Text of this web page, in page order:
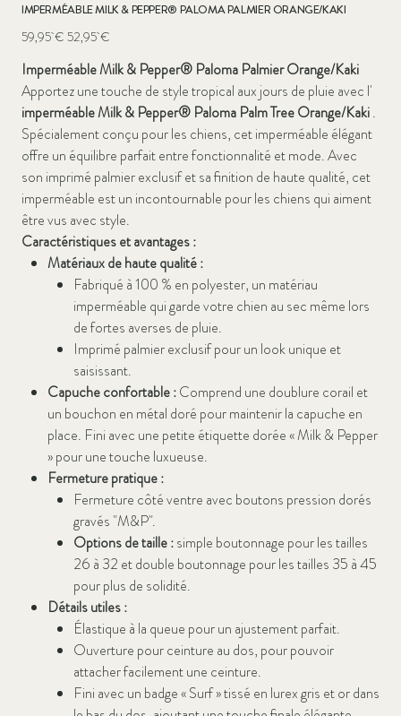
IMPERMÉABLE MILK & PEPPER® PALOMA PALMIER ORANGE/KAKI
Prix
d’origine
59,95 € Prix
promotionnel
52,95 €
Imperméable Milk & Pepper® Paloma Palmier Orange/Kaki
Apportez une touche de style tropical aux jours de pluie avec l'
imperméable Milk & Pepper® Paloma Palm Tree Orange/Kaki.
Spécialement conçu pour les chiens, cet imperméable élégant
offre un équilibre parfait entre fonctionnalité et mode. Avec
son imprimé palmier exclusif et sa finition de haute qualité, cet
imperméable est un incontournable pour les chiens qui aiment
être vus avec style.
Caractéristiques et avantages :
Matériaux de haute qualité :
Fabriqué à 100 % en polyester, un matériau
imperméable qui garde votre chien au sec même lors
de fortes averses de pluie.
Imprimé palmier exclusif pour un look unique et
saisissant.
Capuche confortable :Comprend une doublure corail et
un bouchon en métal doré pour maintenir la capuche en
place. Fini avec une petite étiquette dorée « Milk & Pepper
» pour une touche luxueuse.
Fermeture pratique :
Fermeture côté ventre avec boutons pression dorés
gravés "M&P".
Options de taille :simple boutonnage pour les tailles
26 à 32 et double boutonnage pour les tailles 35 à 45
pour plus de solidité.
Détails utiles :
Élastique à la queue pour un ajustement parfait.
Ouverture pour ceinture au dos, pour pouvoir
attacher facilement une ceinture.
Fini avec un badge « Surf » tissé en lurex gris et or dans